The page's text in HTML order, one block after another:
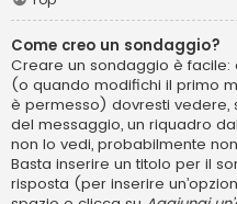
Come creo un sondaggio?
Creare un sondaggio è
(o quando modifichi il primo
è permesso) dovresti vedere,
del messaggio, un riquadro
non lo vedi, probabilmente
Basta inserire un titolo per il
risposta (per inserire